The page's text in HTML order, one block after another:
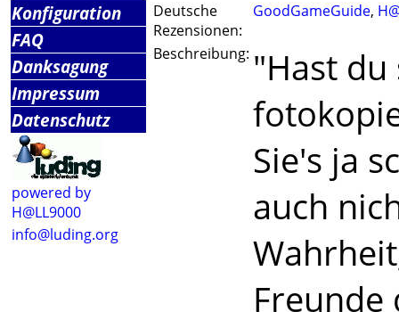
Konfiguration
FAQ
Danksagung
Impressum
Datenschutz
powered by
H@LL9000
info@luding.org
Deutsche
Rezensionen:
GoodGameGuide,
Beschreibung: "Hast
Sie's ja
auch
Freunde